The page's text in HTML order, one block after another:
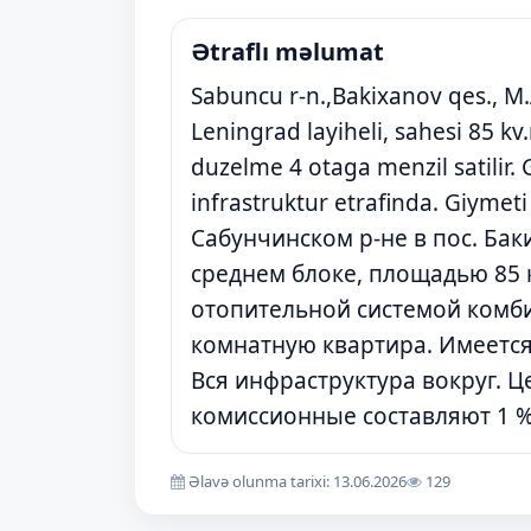
Ətraflı məlumat
Sabuncu r-n.,Bakixanov qes.,
Leningrad layiheli, sahesi 85
duzelme 4 otaga menzil satilir.
infrastruktur etrafinda. Giymeti
Сабунчинском р-не в пос.
среднем блоке, площадью
отопительной системой
комнатную квартира.
Вся инфраструктура вокруг.
комиссионные составляют 1
Əlavə olunma tarixi: 13.06.2026 129